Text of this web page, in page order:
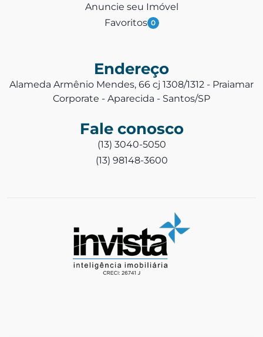
Anuncie seu Imóvel
Favoritos 0
Endereço
Alameda Armênio Mendes, 66 cj 1308/1312 - Praiamar
Corporate - Aparecida - Santos/SP
Fale conosco
(13) 3040-5050
(13) 98148-3600